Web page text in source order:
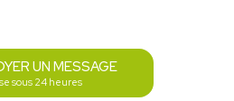
UN MESSAGE
sous 24 heures